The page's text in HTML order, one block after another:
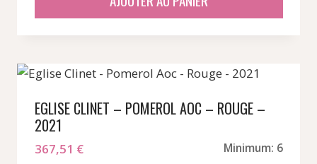
EGLISE CLINET – POMEROL AOC – ROUGE –
2021
367,51 € Minimum: 6